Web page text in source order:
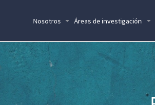
Nosotros Áreas de investigación